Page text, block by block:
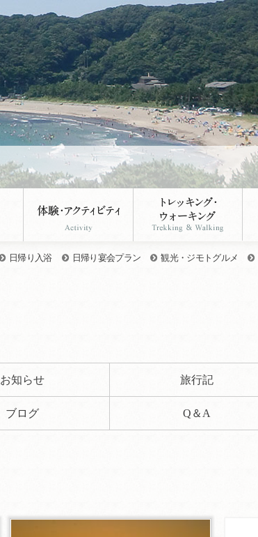
日帰り入浴 日帰り宴会プラン 観光・ジモトグルメ
お知らせ 旅行記
ブログ Q＆A